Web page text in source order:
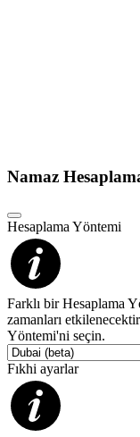
Namaz
Hesaplama Yöntemi
Farklı bir Hesaplama
zamanları
Yöntemi'ni seçin.
Fıkhi ayarlar